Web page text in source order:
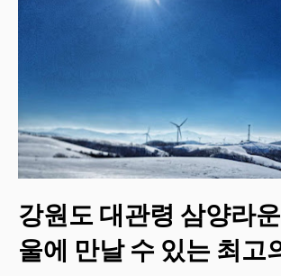
강원도 대관령 삼양라
울에 만날 수 있는 최고